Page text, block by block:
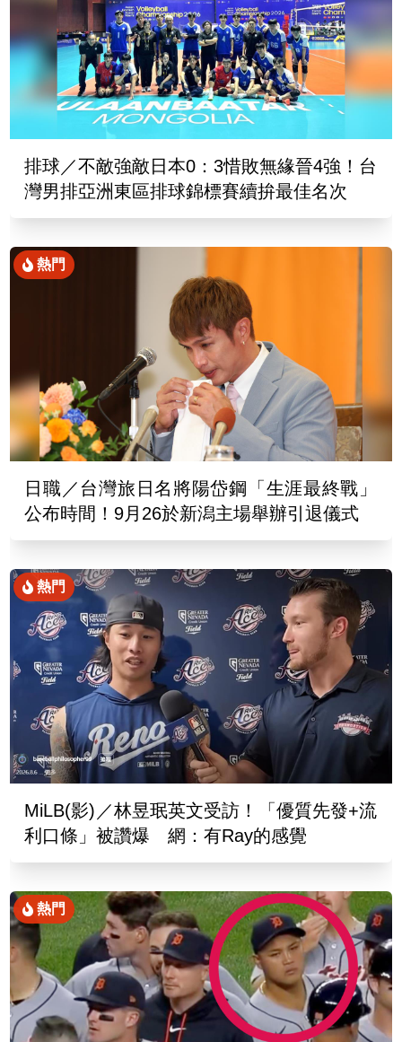
排球／不敵強敵日本0：3惜敗無緣晉4強！台
灣男排亞洲東區排球錦標賽續拚最佳名次
熱門
日職／台灣旅日名將陽岱鋼「生涯最終戰」
公布時間！9月26於新潟主場舉辦引退儀式
熱門
MiLB(影)／林昱珉英文受訪！「優質先發+流
利口條」被讚爆 網：有Ray的感覺
熱門